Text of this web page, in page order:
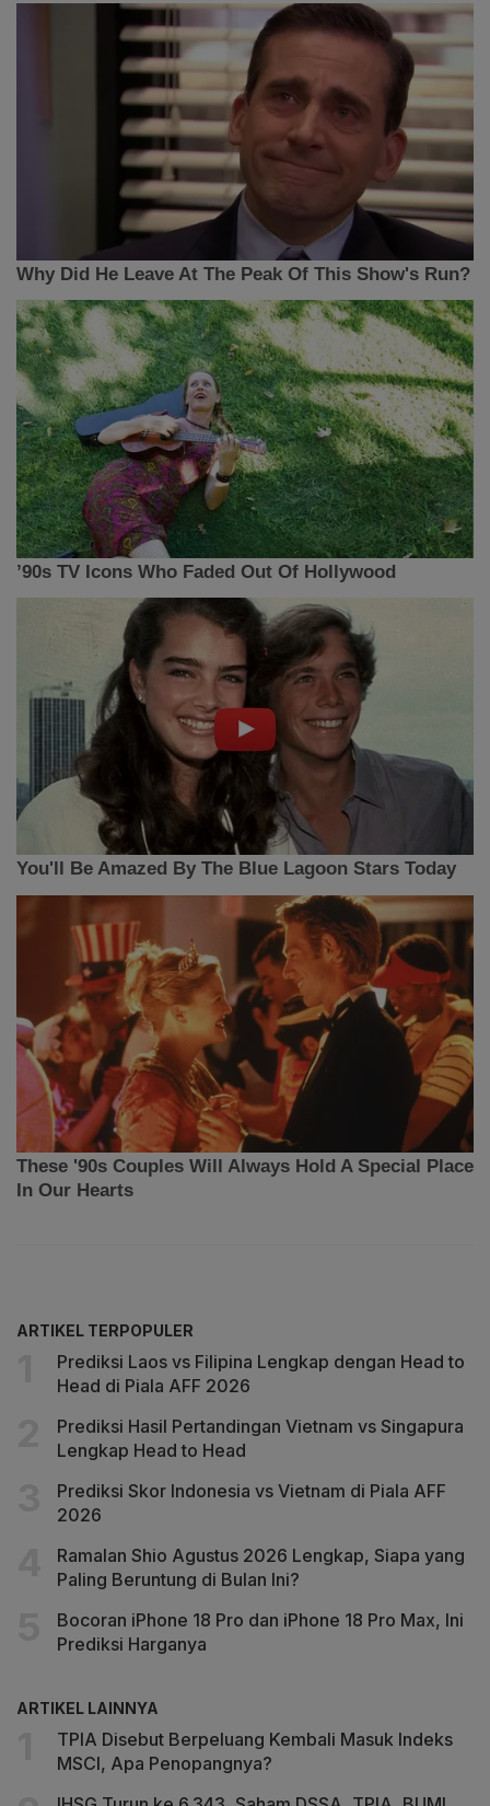
ARTIKEL TERPOPULER
Prediksi Laos vs Filipina Lengkap dengan Head to
Head di Piala AFF 2026
Prediksi Hasil Pertandingan Vietnam vs Singapura
Lengkap Head to Head
Prediksi Skor Indonesia vs Vietnam di Piala AFF
2026
Ramalan Shio Agustus 2026 Lengkap, Siapa yang
Paling Beruntung di Bulan Ini?
Bocoran iPhone 18 Pro dan iPhone 18 Pro Max, Ini
Prediksi Harganya
ARTIKEL LAINNYA
TPIA Disebut Berpeluang Kembali Masuk Indeks
MSCI, Apa Penopangnya?